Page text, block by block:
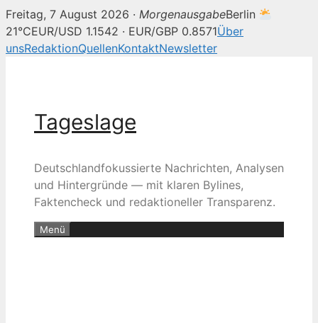
Freitag, 7 August 2026 · MorgenausgabeBerlin
21°CEUR/USD 1.1542 · EUR/GBP 0.8571Über
unsRedaktionQuellenKontaktNewsletter
Tageslage
Deutschlandfokussierte Nachrichten, Analysen
und Hintergründe — mit klaren Bylines,
Faktencheck und redaktioneller Transparenz.
Menü